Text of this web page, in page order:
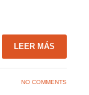
LEER MÁS
NO COMMENTS